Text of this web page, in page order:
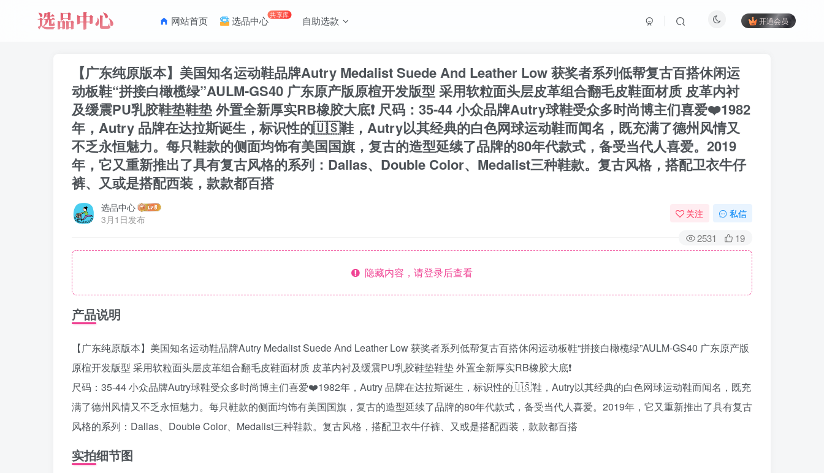
网站首页 选品中心共享库 自助选款 开通会员
【广东纯原版本】美国知名运动鞋品牌Autry Medalist Suede And Leather Low 获奖者系列低帮复古百搭休闲运
动板鞋“拼接白橄榄绿”AULM-GS40 广东原产版原楦开发版型 采用软粒面头层皮革组合翻毛皮鞋面材质 皮革内衬
及缓震PU乳胶鞋垫鞋垫 外置全新厚实RB橡胶大底❗️ 尺码：35-44 小众品牌Autry球鞋受众多时尚博主们喜爱❤️1982
年，Autry 品牌在达拉斯诞生，标识性的🇺🇸鞋，Autry以其经典的白色网球运动鞋而闻名，既充满了德州风情又
不乏永恒魅力。每只鞋款的侧面均饰有美国国旗，复古的造型延续了品牌的80年代款式，备受当代人喜爱。2019
年，它又重新推出了具有复古风格的系列：Dallas、Double Color、Medalist三种鞋款。复古风格，搭配卫衣牛仔
裤、又或是搭配西装，款款都百搭
选品中心
3月1日发布
关注 私信
2531 19
隐藏内容，请登录后查看
产品说明
【广东纯原版本】美国知名运动鞋品牌Autry Medalist Suede And Leather Low 获奖者系列低帮复古百搭休闲运动板鞋“拼接白橄榄绿”AULM-GS40 广东原产版
原楦开发版型 采用软粒面头层皮革组合翻毛皮鞋面材质 皮革内衬及缓震PU乳胶鞋垫鞋垫 外置全新厚实RB橡胶大底❗️
尺码：35-44 小众品牌Autry球鞋受众多时尚博主们喜爱❤️1982年，Autry 品牌在达拉斯诞生，标识性的🇺🇸鞋，Autry以其经典的白色网球运动鞋而闻名，既充
满了德州风情又不乏永恒魅力。每只鞋款的侧面均饰有美国国旗，复古的造型延续了品牌的80年代款式，备受当代人喜爱。2019年，它又重新推出了具有复古
风格的系列：Dallas、Double Color、Medalist三种鞋款。复古风格，搭配卫衣牛仔裤、又或是搭配西装，款款都百搭
实拍细节图